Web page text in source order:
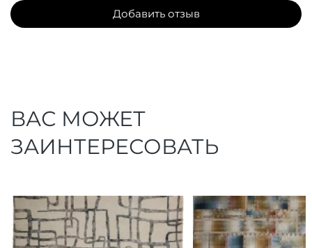
Добавить отзыв
ВАС МОЖЕТ
ЗАИНТЕРЕСОВАТЬ